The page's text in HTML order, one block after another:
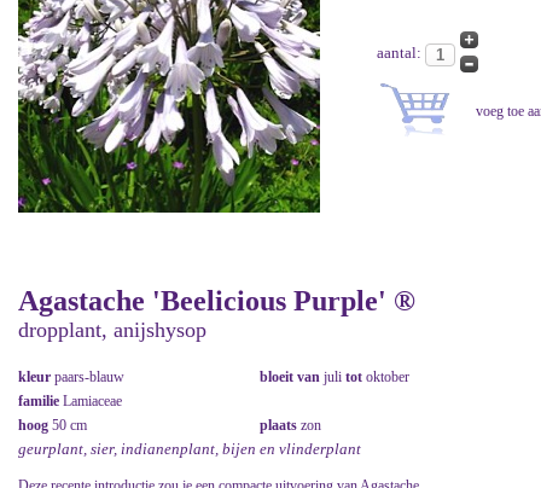
aantal:
Agastache 'Beelicious Purple' ®
dropplant, anijshysop
kleur paars-blauw bloeit van juli tot oktober
familie Lamiaceae
hoog 50 cm plaats zon
geurplant, sier, indianenplant, bijen en vlinderplant